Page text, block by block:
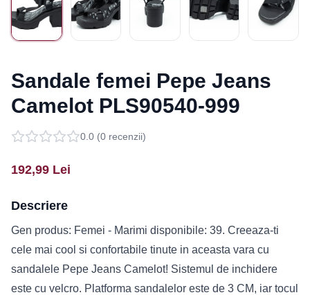
Sandale femei Pepe Jeans
Camelot PLS90540-999
0.0 (0 recenzii)
192,99 Lei
Descriere
Gen produs: Femei - Marimi disponibile: 39. Creeaza-ti
cele mai cool si confortabile tinute in aceasta vara cu
sandalele Pepe Jeans Camelot! Sistemul de inchidere
este cu velcro. Platforma sandalelor este de 3 CM, iar tocul